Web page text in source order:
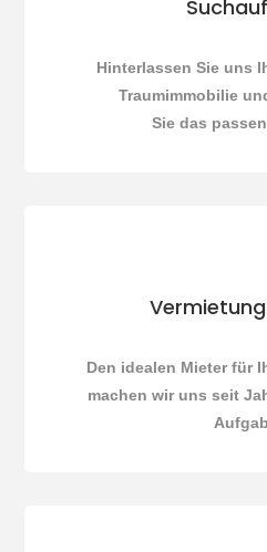
Hinterlassen Sie uns
Traumimmobilie
Sie das
Den idealen Mieter für
machen wir uns seit